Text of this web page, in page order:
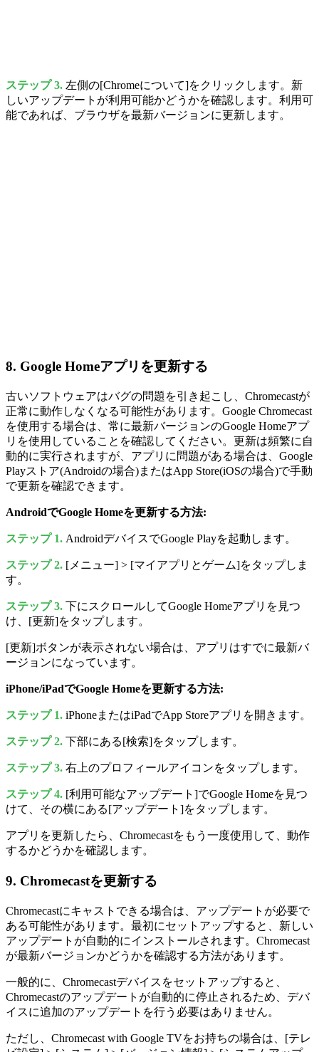
ステップ 3. 左側の[Chromeについて]をクリックします。新
しいアップデートが利用可能かどうかを確認します。利用可
能であれば、ブラウザを最新バージョンに更新します。
8. Google Homeアプリを更新する
古いソフトウェアはバグの問題を引き起こし、Chromecastが
正常に動作しなくなる可能性があります。Google Chromecast
を使用する場合は、常に最新バージョンのGoogle Homeアプ
リを使用していることを確認してください。更新は頻繁に自
動的に実行されますが、アプリに問題がある場合は、Google
Playストア(Androidの場合)またはApp Store(iOSの場合)で手動
で更新を確認できます。
AndroidでGoogle Homeを更新する方法:
ステップ 1. AndroidデバイスでGoogle Playを起動します。
ステップ 2. [メニュー] > [マイアプリとゲーム]をタップしま
す。
ステップ 3. 下にスクロールしてGoogle Homeアプリを見つ
け、[更新]をタップします。
[更新]ボタンが表示されない場合は、アプリはすでに最新バ
ージョンになっています。
iPhone/iPadでGoogle Homeを更新する方法:
ステップ 1. iPhoneまたはiPadでApp Storeアプリを開きます。
ステップ 2. 下部にある[検索]をタップします。
ステップ 3. 右上のプロフィールアイコンをタップします。
ステップ 4. [利用可能なアップデート]でGoogle Homeを見つ
けて、その横にある[アップデート]をタップします。
アプリを更新したら、Chromecastをもう一度使用して、動作
するかどうかを確認します。
9. Chromecastを更新する
Chromecastにキャストできる場合は、アップデートが必要で
ある可能性があります。最初にセットアップすると、新しい
アップデートが自動的にインストールされます。Chromecast
が最新バージョンかどうかを確認する方法があります。
一般的に、Chromecastデバイスをセットアップすると、
Chromecastのアップデートが自動的に停止されるため、デバ
イスに追加のアップデートを行う必要はありません。
ただし、Chromecast with Google TVをお持ちの場合は、[テレ